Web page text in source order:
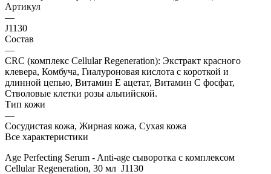
Артикул
—
J1130
Состав
—
CRC (комплекс Cellular Regeneration): Экстракт красного
клевера, Комбуча, Гиалуроновая кислота с короткой и
длинной цепью, Витамин E ацетат, Витамин C фосфат,
Стволовые клетки розы альпийской.
Тип кожи
—
Сосудистая кожа, Жирная кожа, Сухая кожа
Все характеристики
Age Perfecting Serum - Anti-age сыворотка с комплексом
Cellular Regeneration, 30 мл J1130